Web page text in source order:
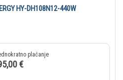
HY-DH108N12-440W
€